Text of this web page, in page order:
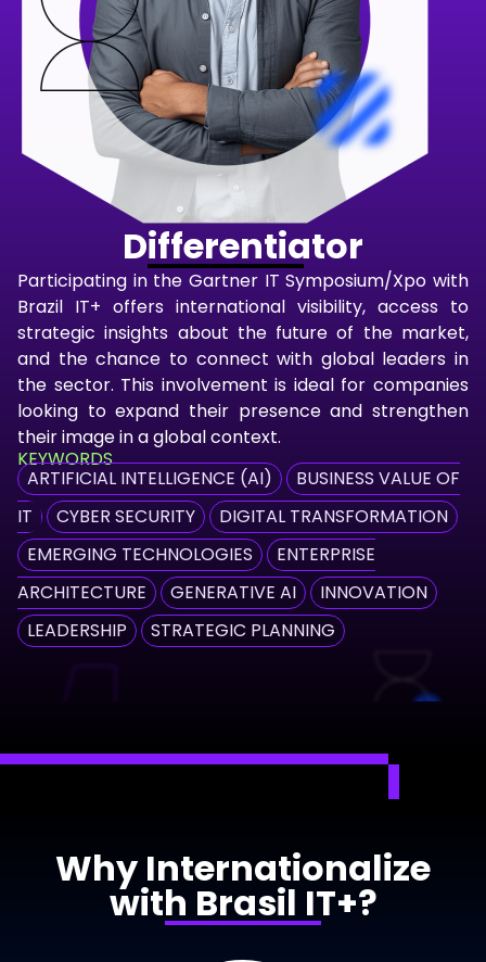
Differentiator
Participating in the Gartner IT Symposium/Xpo with
Brazil IT+ offers international visibility, access to
strategic insights about the future of the market,
and the chance to connect with global leaders in
the sector. This involvement is ideal for companies
looking to expand their presence and strengthen
their image in a global context.
KEYWORDS
ARTIFICIAL INTELLIGENCE (AI)
BUSINESS VALUE OF
IT
CYBER ​​SECURITY
DIGITAL TRANSFORMATION
EMERGING TECHNOLOGIES
ENTERPRISE
ARCHITECTURE
GENERATIVE AI
INNOVATION
LEADERSHIP
STRATEGIC PLANNING
Why Internationalize
with Brasil IT+?